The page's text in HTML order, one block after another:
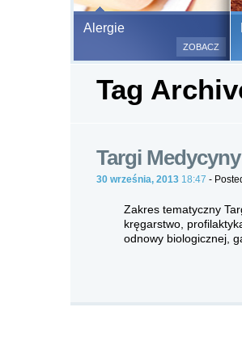
Alergie
ZOBACZ
Tag
Targi
30 września, 2013 18:47 -
Zakres tematyczny
kręgarstwo,
odnowy biologicznej,